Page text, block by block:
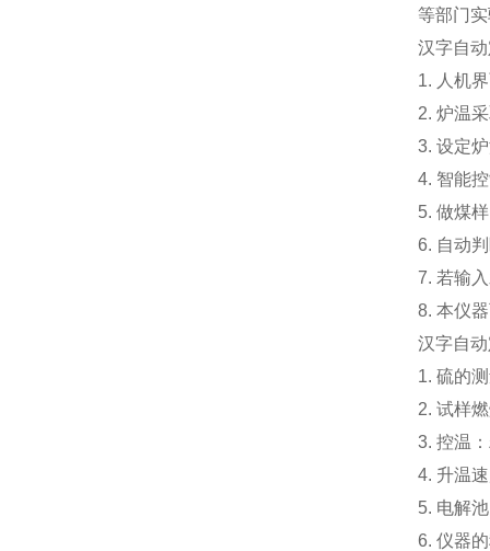
等部门
汉字自
1. 人机
2. 炉温
3. 设定
4. 智能
5. 做煤
6. 自动
7. 若输
8. 本仪
汉字自
1. 硫的
2. 试样
3. 控温
4. 升温
5. 电解
6. 仪器